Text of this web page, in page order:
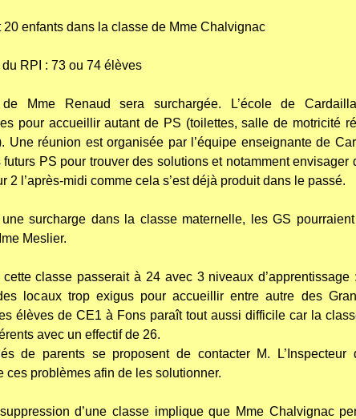
20 enfants dans la classe de Mme Chalvignac
du RPI : 73 ou 74 élèves
Mme Renaud sera surchargée. L’école de
pour accueillir autant de PS (toilettes, salle de motricité
Une réunion est organisée par l’équipe enseignante de
futurs PS pour trouver des solutions et notamment envisager
2 l’après-midi comme cela s’est déjà produit dans le passé.
surcharge dans la classe maternelle, les GS
Meslier.
cette classe passerait à 24 avec 3 niveaux
locaux trop exigus pour accueillir entre autre des
élèves de CE1 à Fons paraît tout aussi difficile car la
avec un effectif de 26.
de parents se proposent de contacter M. L’Inspecteur
ces problèmes afin de les solutionner.
d’une classe implique que Mme Chalvignac